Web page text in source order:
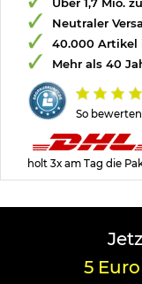
So
Über 1,7 Mio.
Neutraler
40.000 Artikel
Mehr als 40
holt 3x am Tag die
5